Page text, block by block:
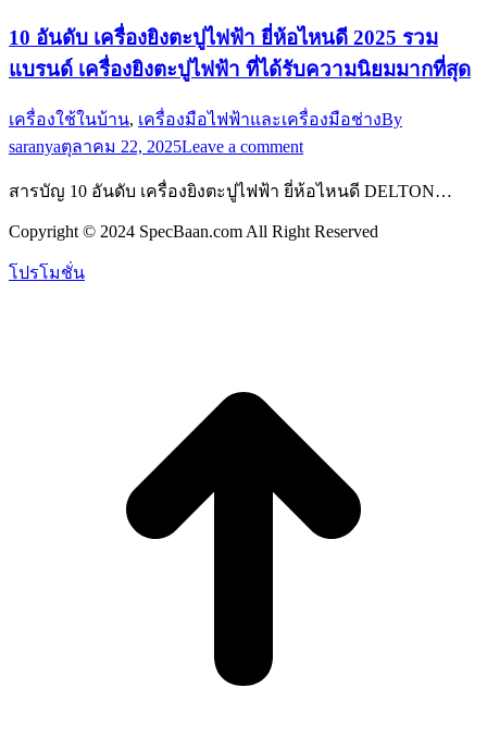
10 อันดับ เครื่องยิงตะปูไฟฟ้า ยี่ห้อไหนดี 2025 รวม
แบรนด์ เครื่องยิงตะปูไฟฟ้า ที่ได้รับความนิยมมากที่สุด
เครื่องใช้ในบ้าน, เครื่องมือไฟฟ้าและเครื่องมือช่างBy
saranyaตุลาคม 22, 2025Leave a comment
สารบัญ 10 อันดับ เครื่องยิงตะปูไฟฟ้า ยี่ห้อไหนดี DELTON…
Copyright © 2024 SpecBaan.com All Right Reserved
โปรโมชั่น